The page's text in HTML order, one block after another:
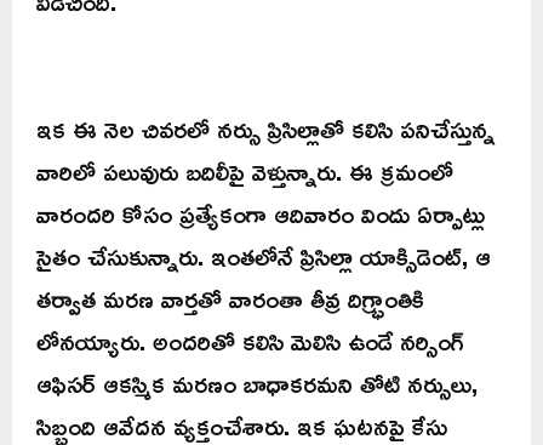
ఇక ఈ నెల చివరలో నర్సు ప్రిసిల్లాతో కలిసి పనిచేస్తున్న
వారిలో పలువురు బదిలీపై వెళ్తున్నారు. ఈ క్రమంలో
వారందరి కోసం ప్రత్యేకంగా ఆదివారం విందు ఏర్పాట్లు
సైతం చేసుకున్నారు. ఇంతలోనే ప్రిసిల్లా యాక్సిడెంట్, ఆ
తర్వాత మరణ వార్తతో వారంతా తీవ్ర దిగ్భ్రాంతికి
లోనయ్యారు. అందరితో కలిసి మెలిసి ఉండే నర్సింగ్
ఆఫిసర్ ఆకస్మిక మరణం బాధాకరమని తోటి నర్సులు,
సిబ్బంది ఆవేదన వ్యక్తంచేశారు. ఇక ఘటనపై కేసు